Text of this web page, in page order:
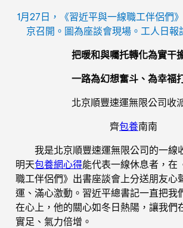
1月27日，《習近平與一線職工伴侶們
京召開。圖為座談會現場。工人日報
把暖和與囑托轉化為實干
一路為幻想奮斗、為幸福
北京順豐速運無限公司收
齊包養南南
我是北京順豐速運無限公司的一線
明天包養網心得能代表一線休息者，在
職工伴侶們》出書座談會上分送朋友心
運、滿心激動。習近平總書記一直把我
在心上，他的關心如冬日熱陽，讓我們
實足、氣力倍增。